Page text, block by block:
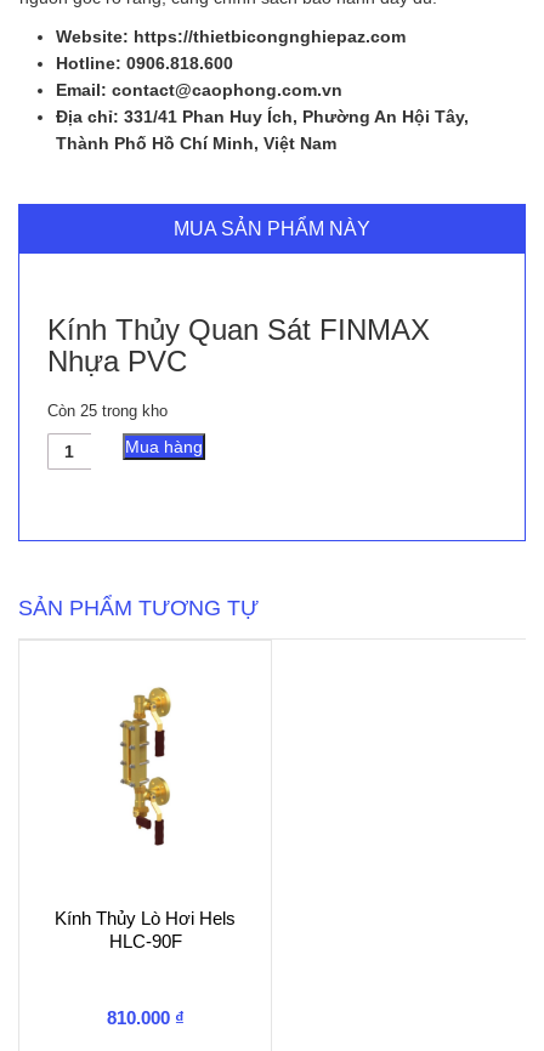
Website: https://thietbicongnghiepaz.com
Hotline: 0906.818.600
Email: contact@caophong.com.vn
Địa chỉ: 331/41 Phan Huy Ích, Phường An Hội Tây,
Thành Phố Hồ Chí Minh, Việt Nam
MUA SẢN PHẨM NÀY
Kính Thủy Quan Sát FINMAX
Nhựa PVC
Còn 25 trong kho
Kính
Thủy
lượng
Mua hàng
SẢN PHẨM TƯƠNG TỰ
Kính Thủy Lò Hơi Hels
HLC-90F
810.000 ₫